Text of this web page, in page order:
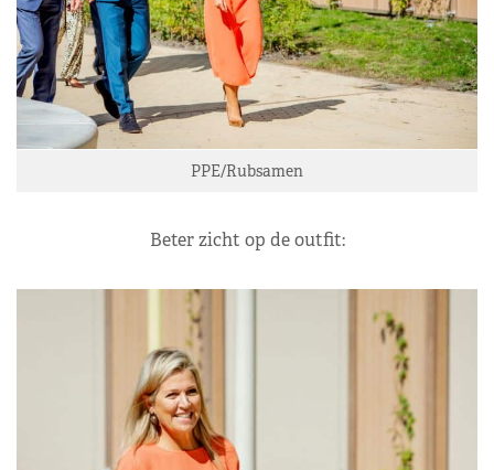
PPE/Rubsamen
Beter zicht op de outfit: